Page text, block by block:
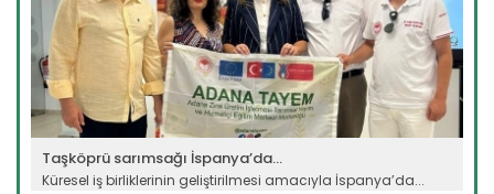
Taşköprü sarımsağı İspanya’da...
Küresel iş birliklerinin geliştirilmesi amacıyla İspanya’da...